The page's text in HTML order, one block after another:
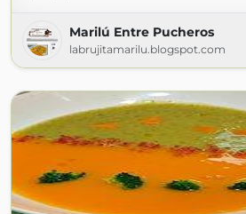
Marilú Entre Pucheros
labrujitamarilu.blogspot.com